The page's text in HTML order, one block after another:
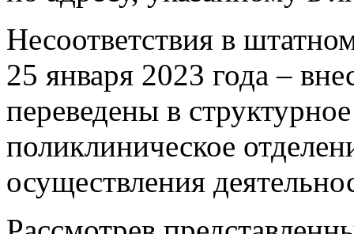
Несоответствия в
25 января 2023 года –
переведены в
поликлиническое
осуществления